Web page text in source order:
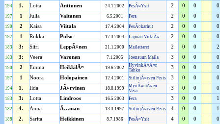
194 1. Lotta Anttonen 24.1.2002 PesÃ¤Ysit 2 0 0 0
197 1 Julia Valtanen 6.5.2001 Fera 2 0 0 0
190 2 Kaisa Viitala 17.4.2004 PesÃ¤karhut 2 0 0 0
197 1 Riikka Polso 17.3.2004 Lapuan VirkiÃ¤ 2 0 0 0
183 3: Siiri LeppÃ¤nen 21.1.2000 Mailattaret 2 0 0 2
183 3: Veera Varonen 7.1.2005 Joensuun Maila 3 0 0 0
190 2 Emma HeikkilÃ¤ 19.6.2002
HyvinkÃ¤Ã¤n
Tahko
3 0 0 0
197 1 Noora Holopainen 12.4.2001 SiilinjÃ¤rven Pesis 3 0 0 0
194 1. Iida JÃ¤rvinen 18.8.1999
MynÃ¤mÃ¤en
Vesa
3 0 0 0
183 3: Lotta Lindroos 16.5.2003 Fera 3 0 0 1
182 4. Anna Ã…man 13.3.1997 SiilinjÃ¤rven Pesis 4 0 0 1
188 2. Sarita Heikkinen 8.7.1986 PesÃ¤Ysit 4 0 0 0